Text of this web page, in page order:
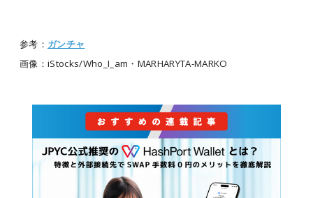
参考： ガンチャ
画像：iStocks/Who_I_am・MARHARYTA-MARKO